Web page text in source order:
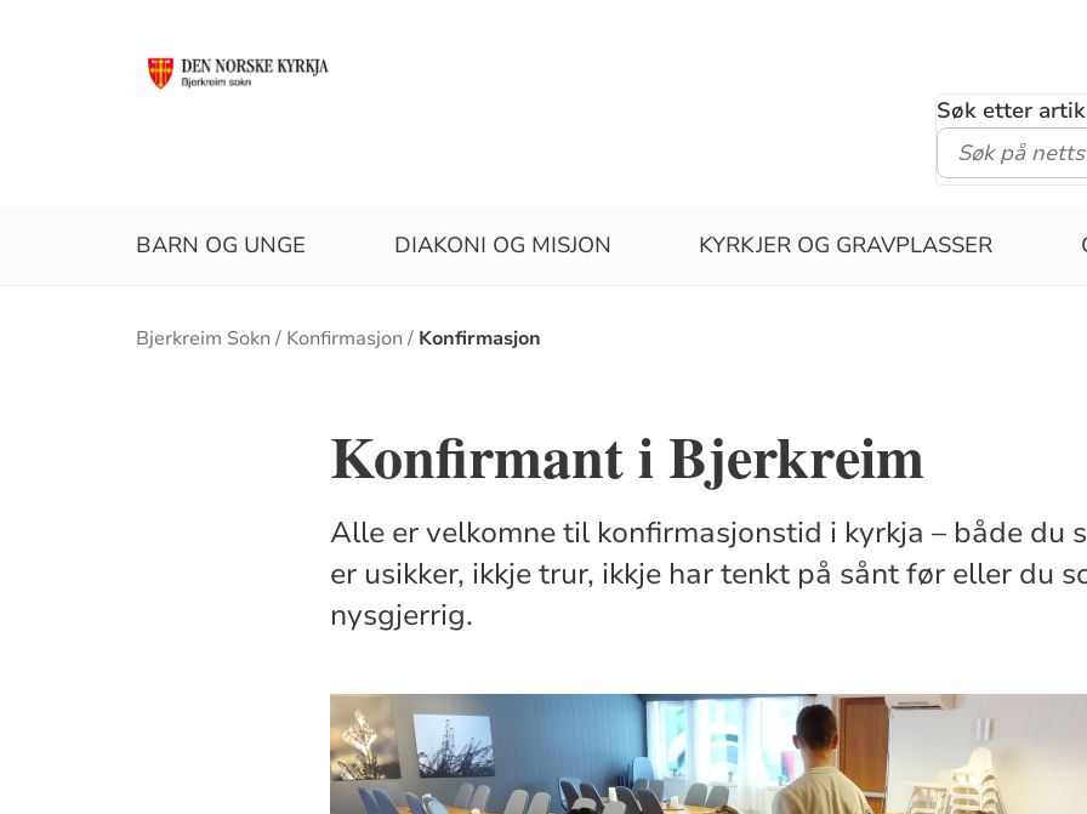
Søk etter
BARN OG UNGE DIAKONI OG MISJON KYRKJER OG GRAVPLASSER
Brødsmulesti
Bjerkreim Sokn Konfirmasjon Konfirmasjon
Konfirmant i Bjerkreim
Alle er velkomne til konfirmasjonstid i kyrkja – både du
er usikker, ikkje trur, ikkje har tenkt på sånt før eller du
nysgjerrig.